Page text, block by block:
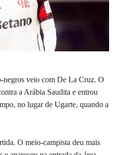
veio com De La Cruz. O
a Arábia Saudita e entrou
no lugar de Ugarte, quando a
O meio-campista deu mais